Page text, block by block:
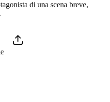
di una scena breve,